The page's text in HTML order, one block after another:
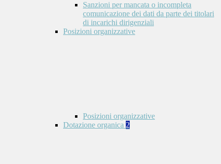
Sanzioni per mancata o incompleta
comunicazione dei dati da parte dei titolari
di incarichi dirigenziali
Posizioni organizzative
Posizioni organizzative
Dotazione organica 2